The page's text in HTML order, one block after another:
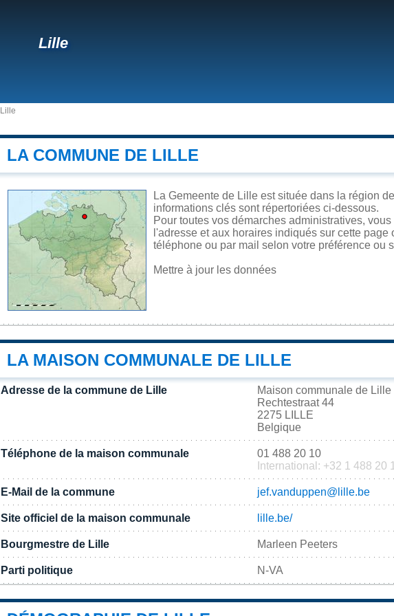
Lille
Lille
LA COMMUNE DE LILLE
La Gemeente de Lille est située dans la région
informations clés sont répertoriées ci-dessous.
Pour toutes vos démarches administratives,
l'adresse et aux horaires indiqués sur cette
téléphone ou par mail selon votre préférence ou
Mettre à jour les données
LA MAISON COMMUNALE DE LILLE
Adresse de la commune de Lille
Maison communale de Lille
Rechtestraat 44
2275 LILLE
Belgique
Téléphone de la maison communale
01 488 20 10
International: +32 1 488 20
E-Mail de la commune jef.vanduppen@lille.be
Site officiel de la maison communale lille.be/
Bourgmestre de Lille Marleen Peeters
Parti politique N-VA